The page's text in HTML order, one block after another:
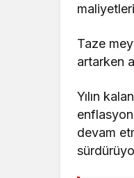
Taze
artarken
Yılın
devam